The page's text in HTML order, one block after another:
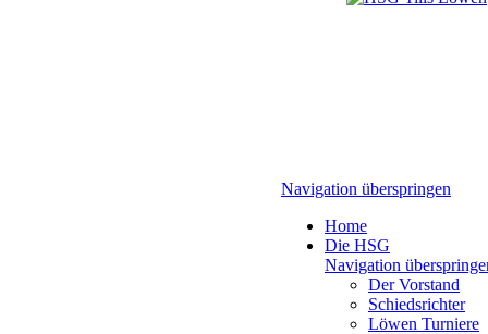
Navigation überspringen
Home
Die HSG
Navigation
Der Vorstand
Schiedsrichter
Löwen Turniere